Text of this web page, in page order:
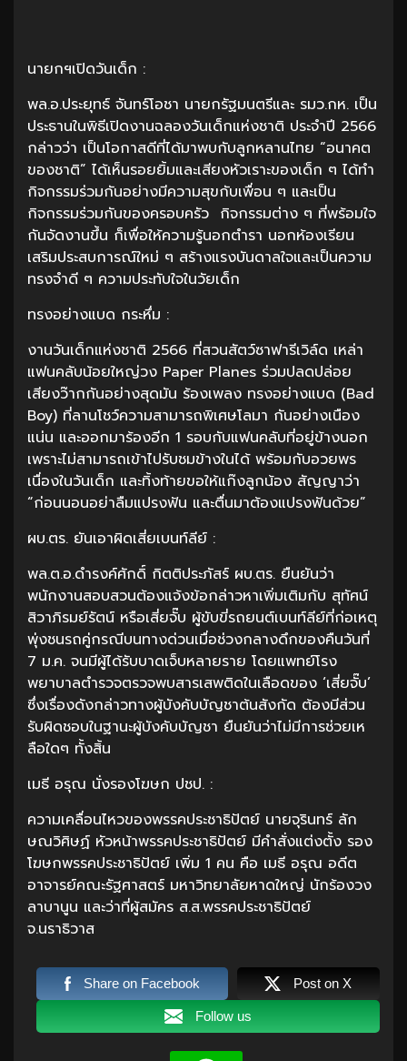
นายกฯเปิดวันเด็ก :
พล.อ.ประยุทธ์ จันทร์โอชา นายกรัฐมนตรีและ รมว.กห. เป็น
ประธานในพิธีเปิดงานฉลองวันเด็กแห่งชาติ ประจำปี 2566
กล่าวว่า เป็นโอกาสดีที่ได้มาพบกับลูกหลานไทย “อนาคต
ของชาติ” ได้เห็นรอยยิ้มและเสียงหัวเราะของเด็ก ๆ ได้ทำ
กิจกรรมร่วมกันอย่างมีความสุขกับเพื่อน ๆ และเป็น
กิจกรรมร่วมกันของครอบครัว กิจกรรมต่าง ๆ ที่พร้อมใจ
กันจัดงานขึ้น ก็เพื่อให้ความรู้นอกตำรา นอกห้องเรียน
เสริมประสบการณ์ใหม่ ๆ สร้างแรงบันดาลใจและเป็นความ
ทรงจำดี ๆ ความประทับใจในวัยเด็ก
ทรงอย่างแบด กระหึ่ม :
งานวันเด็กแห่งชาติ 2566 ที่สวนสัตว์ซาฟารีเวิล์ด เหล่า
แฟนคลับน้อยใหญ่วง Paper Planes ร่วมปลดปล่อย
เสียงว๊ากกันอย่างสุดมัน ร้องเพลง ทรงอย่างแบด (Bad
Boy) ที่ลานโชว์ความสามารถพิเศษโลมา กันอย่างเนือง
แน่น และออกมาร้องอีก 1 รอบกับแฟนคลับที่อยู่ข้างนอก
เพราะไม่สามารถเข้าไปรับชมข้างในได้ พร้อมกับอวยพร
เนื่องในวันเด็ก และทิ้งท้ายขอให้แก๊งลูกน้อง สัญญาว่า
“ก่อนนอนอย่าลืมแปรงฟัน และตื่นมาต้องแปรงฟันด้วย”
ผบ.ตร. ยันเอาผิดเสี่ยเบนท์ลีย์ :
พล.ต.อ.ดำรงค์ศักดิ์ กิตติประภัสร์ ผบ.ตร. ยืนยันว่า
พนักงานสอบสวนต้องแจ้งข้อกล่าวหาเพิ่มเติมกับ สุทัศน์
สิวาภิรมย์รัตน์ หรือเสี่ยจั๊บ ผู้ขับขี่รถยนต์เบนท์ลีย์ที่ก่อเหตุ
พุ่งชนรถคู่กรณีบนทางด่วนเมื่อช่วงกลางดึกของคืนวันที่
7 ม.ค. จนมีผู้ได้รับบาดเจ็บหลายราย โดยแพทย์โรง
พยาบาลตำรวจตรวจพบสารเสพติดในเลือดของ ‘เสี่ยจั๊บ’
ซึ่งเรื่องดังกล่าวทางผู้บังคับบัญชาต้นสังกัด ต้องมีส่วน
รับผิดชอบในฐานะผู้บังคับบัญชา ยืนยันว่าไม่มีการช่วยเห
ลือใดๆ ทั้งสิ้น
เมธี อรุณ นั่งรองโฆษก ปชป. :
ความเคลื่อนไหวของพรรคประชาธิปัตย์ นายจุรินทร์ ลัก
ษณวิศิษฏ์ หัวหน้าพรรคประชาธิปัตย์ มีคำสั่งแต่งตั้ง รอง
โฆษกพรรคประชาธิปัตย์ เพิ่ม 1 คน คือ เมธี อรุณ อดีต
อาจารย์คณะรัฐศาสตร์ มหาวิทยาลัยหาดใหญ่ นักร้องวง
ลาบานูน และว่าที่ผู้สมัคร ส.ส.พรรคประชาธิปัตย์
จ.นราธิวาส
Share on Facebook Post on X
Follow us